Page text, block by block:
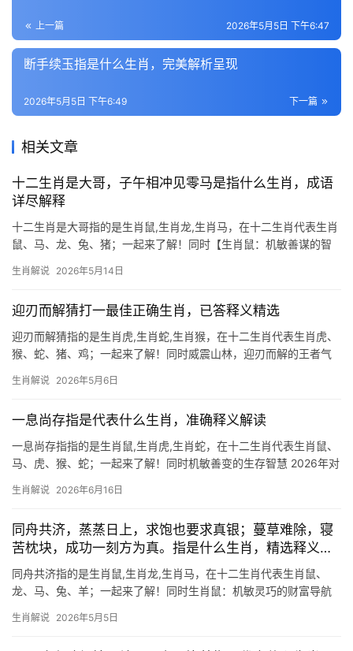
上一篇 2026年5月5日 下午6:47
断手续玉指是什么生肖，完美解析呈现
下一篇
2026年5月5日 下午6:49
相关文章
十二生肖是大哥，子午相冲见零马是指什么生肖，成语
详尽解释
十二生肖是大哥指的是生肖鼠,生肖龙,生肖马，在十二生肖代表生肖
鼠、马、龙、兔、猪；一起来了解！同时【生肖鼠：机敏善谋的智
征，2026年对属鼠人而言极为关键，尤其是下半年，事业易遇“项目
生肖解说 2026年5月14日
迎刃而解猜打一最佳正确生肖，已答释义精选
迎刃而解猜指的是生肖虎,生肖蛇,生肖猴，在十二生肖代表生肖虎、
猴、蛇、猪、鸡；一起来了解！同时威震山林，迎刃而解的王者气
势如破竹之势，困境迎刃而解，属虎人下半年逢“三合”吉星，事业如
生肖解说 2026年5月6日
一息尚存指是代表什么生肖，准确释义解读
一息尚存指指的是生肖鼠,生肖虎,生肖蛇，在十二生肖代表生肖鼠、
马、虎、猴、蛇；一起来了解！同时机敏善变的生存智慧 2026年对
29岁至51岁者需警惕项目被抢或团队停滞，但生肖鼠天生灵活，若
生肖解说 2026年6月16日
同舟共济，蒸蒸日上，求饱也要求真银；蔓草难除，寝
苦枕块，成功一刻方为真。指是什么生肖，精选释义解
析
同舟共济指的是生肖鼠,生肖龙,生肖马，在十二生肖代表生肖鼠、
龙、马、兔、羊；一起来了解！同时生肖鼠：机敏灵巧的财富导航
总能借力突围，2024甲辰年，水木相生，属鼠人偏财星动，尤其下
生肖解说 2026年5月5日